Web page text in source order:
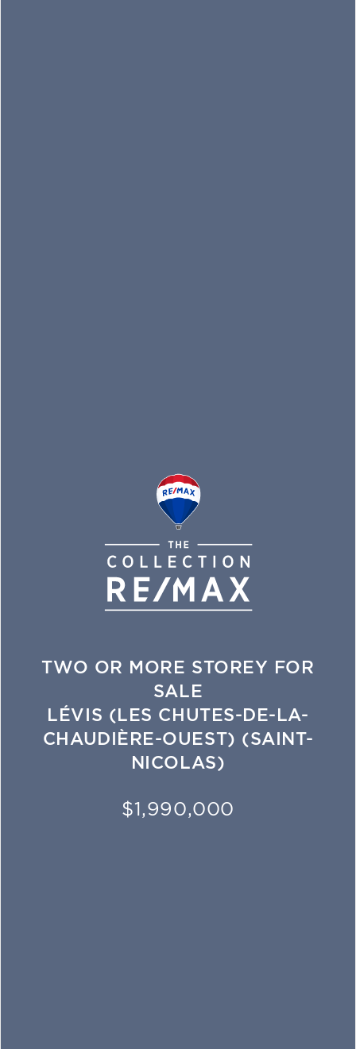
TWO OR MORE STOREY FOR
SALE
LÉVIS (LES CHUTES-DE-LA-
CHAUDIÈRE-OUEST) (SAINT-
NICOLAS)
$1,990,000